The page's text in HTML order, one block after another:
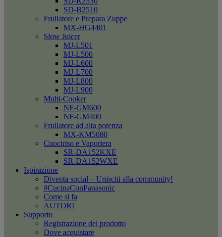
SD-B2510
Frullatore e Prepara Zuppe
MX-HG4401
Slow Juicer
MJ-L501
MJ-L500
MJ-L600
MJ-L700
MJ-L800
MJ-L900
Multi-Cooker
NF-GM600
NF-GM400
Frullatore ad alta potenza
MX-KM5080
Cuociriso e Vaporiera
SR-DA152KXE
SR-DA152WXE
Ispirazione
Diventa social – Unisciti alla community!
#CucinaConPanasonic
Come si fa
AUTORI
Supporto
Registrazione del prodotto
Dove acquistare